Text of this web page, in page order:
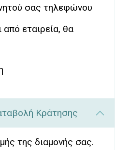
σας τηλεφώνου
από εταιρεία, θα
Κράτησης
της διαμονής σας.